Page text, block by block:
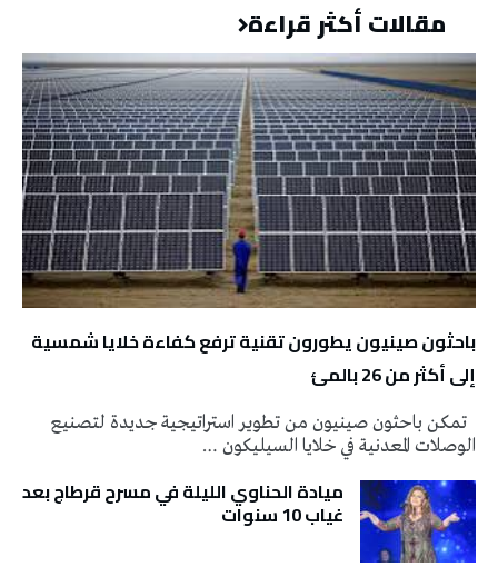
مقالات أكثر قراءة
باحثون صينيون يطورون تقنية ترفع كفاءة خلايا شمسية
إلى أكثر من 26 بالمئ
تمكن باحثون صينيون من تطوير استراتيجية جديدة لتصنيع
الوصلات المعدنية في خلايا السيليكون …
ميادة الحناوي الليلة في مسرح قرطاج بعد
غياب 10 سنوات